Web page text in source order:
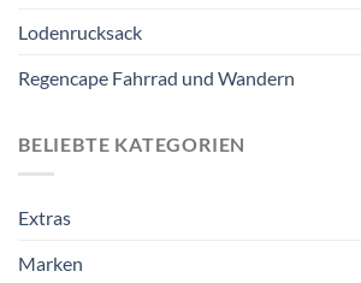
Lodenrucksack
Regencape Fahrrad und Wandern
BELIEBTE KATEGORIEN
Extras
Marken